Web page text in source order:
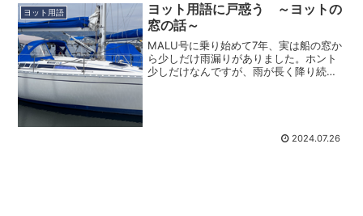
ヨット用語
ヨット用語に戸惑う ～ヨットの
窓の話～
MALU号に乗り始めて7年、実は船の窓か
ら少しだけ雨漏りがありました。ホント
少しだけなんですが、雨が長く降り続く
2024.07.26